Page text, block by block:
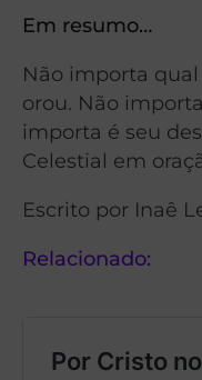
Em resumo…
Não importa
orou. Não
importa é seu
Celestial em
Escrito por Inaê
Relacionado: